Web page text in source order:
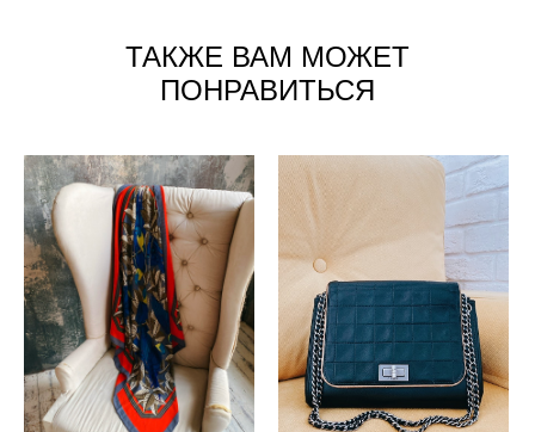
ТАКЖЕ ВАМ МОЖЕТ
ПОНРАВИТЬСЯ